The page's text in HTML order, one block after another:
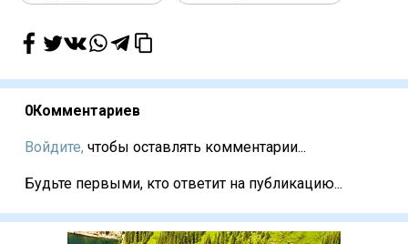
0Комментариев
Войдите, чтобы оставлять комментарии...
Будьте первыми, кто ответит на публикацию...